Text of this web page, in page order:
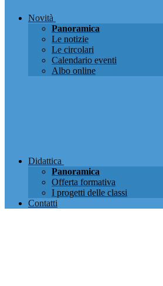
Novità
Panoramica
Le notizie
Le circolari
Calendario eventi
Albo online
Didattica
Panoramica
Offerta formativa
I progetti delle classi
Contatti